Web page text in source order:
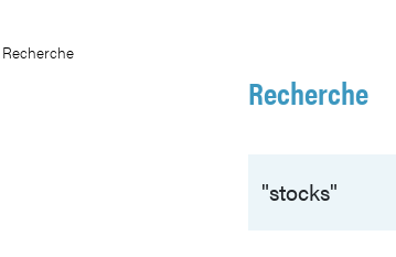
Recherche
Recherche